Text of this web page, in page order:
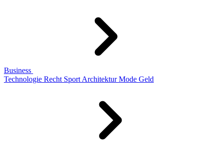
Business
Technologie Recht Sport Architektur Mode Geld